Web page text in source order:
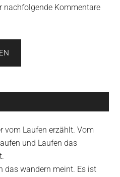
nachfolgende Kommentare
vom Laufen erzählt. Vom
und Laufen das
das wandern meint. Es ist